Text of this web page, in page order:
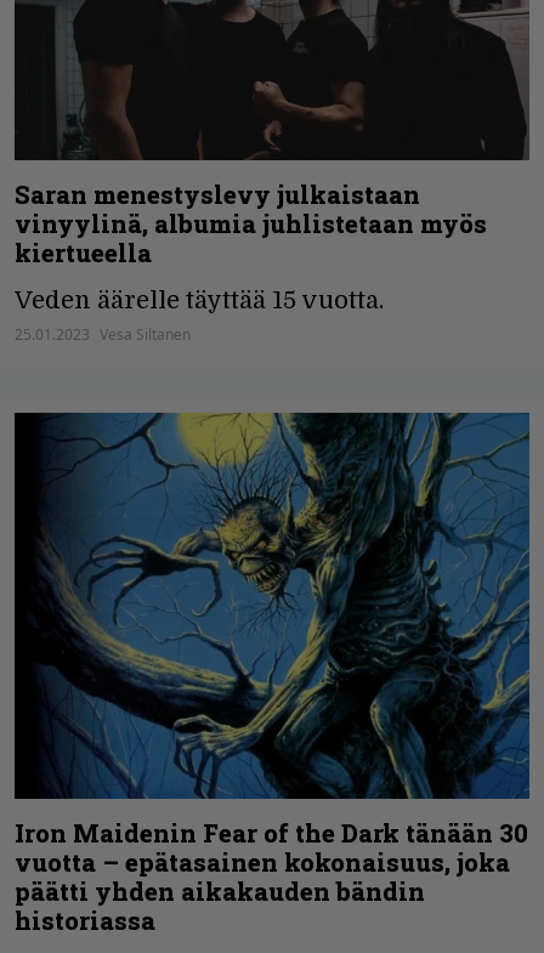
Saran menestyslevy julkaistaan
vinyylinä, albumia juhlistetaan myös
kiertueella
Veden äärelle täyttää 15 vuotta.
25.01.2023 Vesa Siltanen
Iron Maidenin Fear of the Dark tänään 30
vuotta – epätasainen kokonaisuus, joka
päätti yhden aikakauden bändin
historiassa